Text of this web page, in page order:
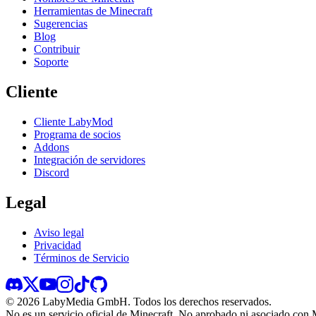
Herramientas de Minecraft
Sugerencias
Blog
Contribuir
Soporte
Cliente
Cliente LabyMod
Programa de socios
Addons
Integración de servidores
Discord
Legal
Aviso legal
Privacidad
Términos de Servicio
© 2026 LabyMedia GmbH. Todos los derechos reservados.